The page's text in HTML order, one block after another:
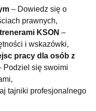
– Dowiedz się o
prawnych,
KSON –
i wskazówki,
pracy dla osób z
Podziel się swoimi
tajniki profesjonalnego